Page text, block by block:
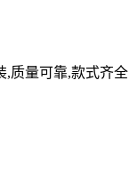
,质量可靠,款式齐全